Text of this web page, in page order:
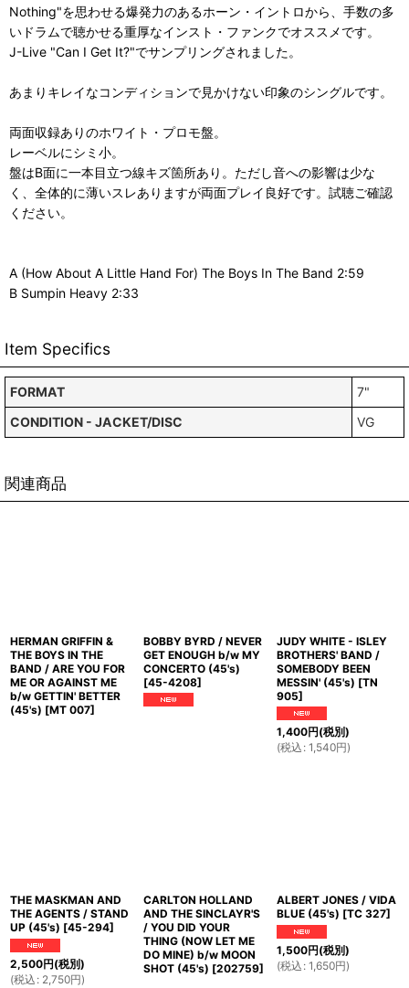
Nothing"を思わせる爆発力のあるホーン・イントロから、手数の多
いドラムで聴かせる重厚なインスト・ファンクでオススメです。
J-Live "Can I Get It?"でサンプリングされました。
あまりキレイなコンディションで見かけない印象のシングルです。
両面収録ありのホワイト・プロモ盤。
レーベルにシミ小。
盤はB面に一本目立つ線キズ箇所あり。ただし音への影響は少な
く、全体的に薄いスレありますが両面プレイ良好です。試聴ご確認
ください。
A (How About A Little Hand For) The Boys In The Band 2:59
B Sumpin Heavy 2:33
Item Specifics
FORMAT
7"
CONDITION - JACKET/DISC
VG
関連商品
HERMAN GRIFFIN &
THE BOYS IN THE
BAND / ARE YOU FOR
ME OR AGAINST ME
b/w GETTIN' BETTER
(45's) [MT 007]
BOBBY BYRD / NEVER
GET ENOUGH b/w MY
CONCERTO (45's)
[45-4208]
JUDY WHITE - ISLEY
BROTHERS' BAND /
SOMEBODY BEEN
MESSIN' (45's) [TN
905]
1,400円(税別)
(税込 : 1,540円)
THE MASKMAN AND
THE AGENTS / STAND
UP (45's) [45-294]
2,500円(税別)
(税込 : 2,750円)
CARLTON HOLLAND
AND THE SINCLAYR'S
/ YOU DID YOUR
THING (NOW LET ME
DO MINE) b/w MOON
SHOT (45's) [202759]
ALBERT JONES / VIDA
BLUE (45's) [TC 327]
1,500円(税別)
(税込 : 1,650円)